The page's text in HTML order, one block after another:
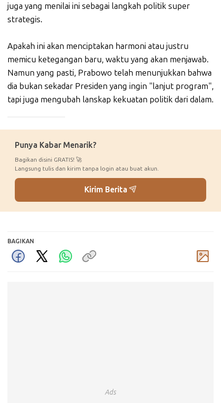
juga yang menilai ini sebagai langkah politik super
strategis.
Apakah ini akan menciptakan harmoni atau justru
memicu ketegangan baru, waktu yang akan menjawab.
Namun yang pasti, Prabowo telah menunjukkan bahwa
dia bukan sekadar Presiden yang ingin "lanjut program",
tapi juga mengubah lanskap kekuatan politik dari dalam.
Punya Kabar Menarik?
Bagikan disini GRATIS! 🚀
Langsung tulis dan kirim tanpa login atau buat akun.
Kirim Berita
BAGIKAN
Ads